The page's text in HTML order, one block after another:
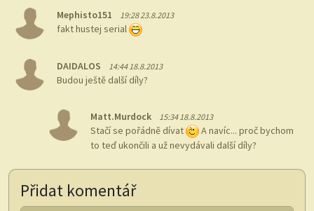
Mephisto151 19:28 23.8.2013
fakt hustej serial
DAIDALOS 14:44 18.8.2013
Budou ještě další díly?
Matt.Murdock 15:34 18.8.2013
Stačí se pořádně dívat
A navíc... proč bychom
to teď ukončili a už nevydávali další díly?
Přidat komentář